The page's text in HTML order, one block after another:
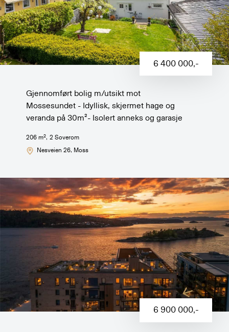
6 400 000,-
Gjennomført bolig m/utsikt mot
Mossesundet - Idyllisk, skjermet hage og
veranda på 30m²- Isolert anneks og garasje
206 m2, 2 Soverom
Nesveien 26, Moss
6 900 000,-